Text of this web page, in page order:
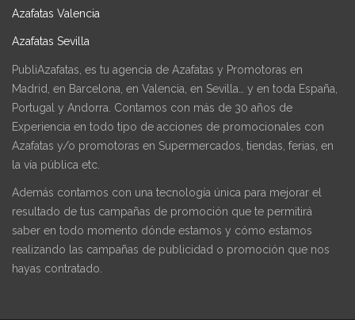
Azafatas Valencia
Azafatas Sevilla
PubliAzafatas, es tu agencia de Azafatas y Promotoras en
Madrid, en Barcelona, en Valencia, en Sevilla… y en toda España,
Portugal y Andorra. Contamos con más de 30 años de
Experiencia en todo tipo de acciones de promocionales con
Azafatas y/o promotoras en Supermercados, tiendas, ferias, en
la vía pública etc.
Además contamos con una tecnología única para mejorar el
resultado de tus campañas de promoción que te permitirá
saber en todo momento dónde estamos y cómo estamos
realizando las campañas de publicidad o promoción que nos
hayas contratado.